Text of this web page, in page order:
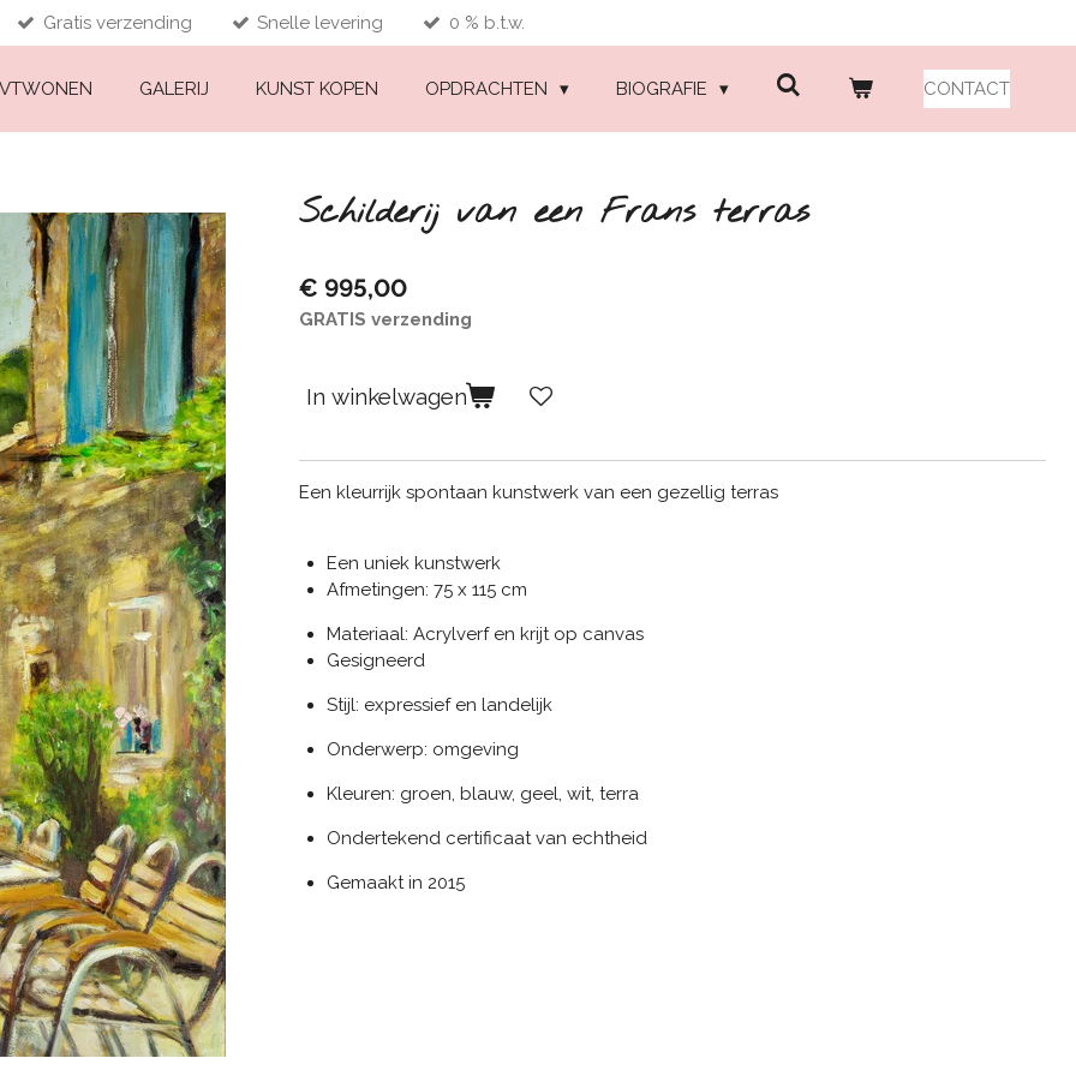
Gratis verzending Snelle levering 0 % b.t.w.
VTWONEN GALERIJ KUNST KOPEN OPDRACHTEN BIOGRAFIE CONTACT
Schilderij van een Frans terras
€ 995,00
GRATIS verzending
In winkelwagen
Een kleurrijk spontaan kunstwerk van een gezellig terras
Een uniek kunstwerk
Afmetingen: 75 x 115 cm
Materiaal: Acrylverf en krijt op canvas
Gesigneerd
Stijl: expressief en landelijk
Onderwerp: omgeving
Kleuren: groen, blauw, geel, wit, terra
Ondertekend certificaat van echtheid
Gemaakt in 2015